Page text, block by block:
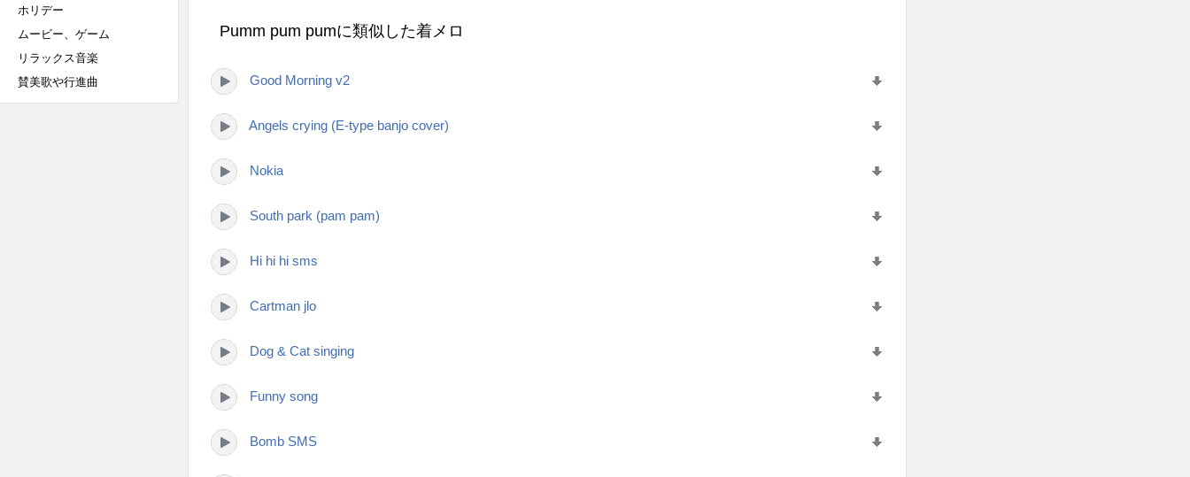
ホリデー
ムービー、ゲーム
リラックス音楽
賛美歌や行進曲
Pumm pum pumに類似した着メロ
Good Morning v2
Angels crying (E-type banjo cover)
Nokia
South park (pam pam)
Hi hi hi sms
Cartman jlo
Dog & Cat singing
Funny song
Bomb SMS